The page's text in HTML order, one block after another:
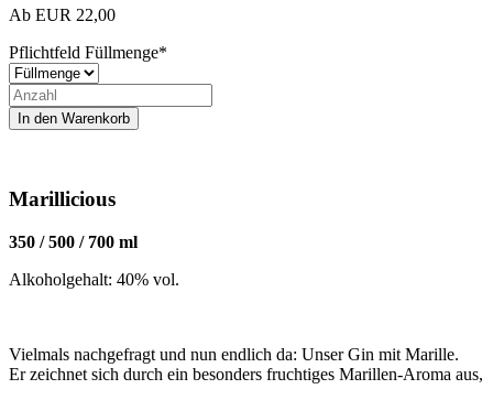
Ab EUR 22,00
Pflichtfeld Füllmenge*
Marillicious
350 / 500 / 700 ml
Alkoholgehalt: 40% vol.
Vielmals nachgefragt und nun endlich da: Unser Gin mit Marille.
Er zeichnet sich durch ein besonders fruchtiges Marillen-Aroma aus,